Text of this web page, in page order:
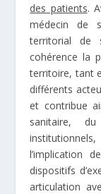
des patients.
médecin de
territorial de
cohérence la
territoire, tant
différents
et contribue
sanitaire,
l’implication
dispositifs
articulation